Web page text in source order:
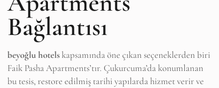
Bağlantısı
beyoğlu hotelskapsamında öne çıkan seçeneklerden biri
Faik Pasha Apartments’tır. Çukurcuma’da konumlanan
bu tesis, restore edilmiş tarihi yapılarda hizmet verir ve